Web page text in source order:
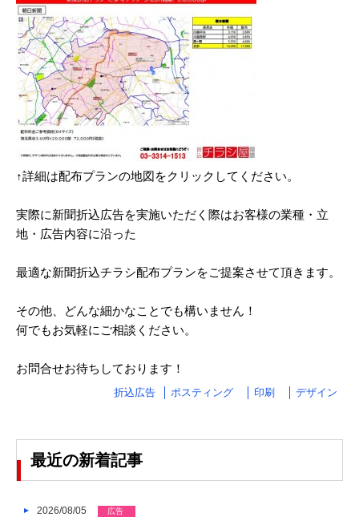
2024/06
2024/05
2024/04
2024/03
2024/02
2024/01
2023/11
2023/08
2023/02
↑詳細は配布プランの地図をクリックしてください。
実際に新聞折込広告を実施いただく際はお客様の業種・立
地・広告内容に沿った
最適な新聞折込チラシ配布プランをご提案させて頂きます。
その他、どんな細かなことでも構いません！
何でもお気軽にご相談ください。
お問合せお待ちしております！
折込広告 ポスティング 印刷 デザイン
最近の新着記事
2026/08/05 広告